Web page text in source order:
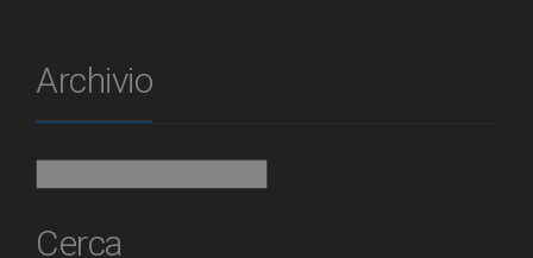
Archivio
Cerca